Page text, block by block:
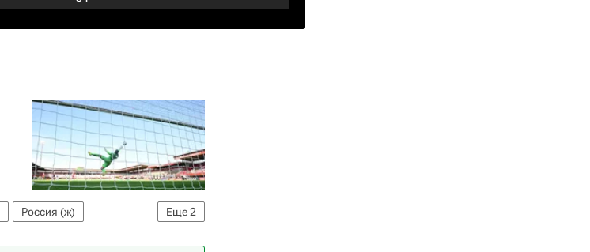
Еще2
Россия (ж)